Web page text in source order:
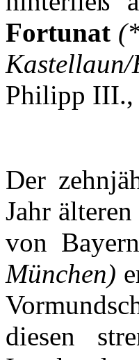
Fortunat
Kastellaun/
Philipp III.,
Der
Jahr älteren
von Bayern
München)
diesen